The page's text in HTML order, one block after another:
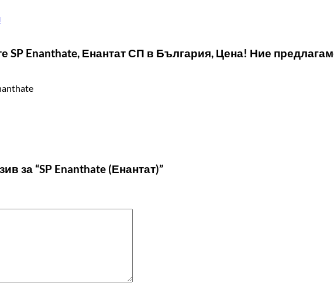
SP Enanthate, Енантат СП в България, Цена! Ние
за “SP Enanthate (Енантат)”